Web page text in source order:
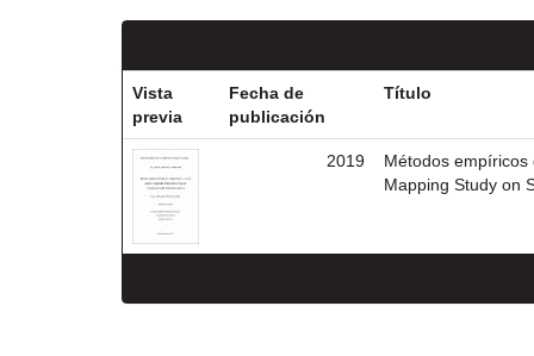
Vista
previa
Fecha de
publicación
Título
2019
Métodos empíricos
Mapping Study on